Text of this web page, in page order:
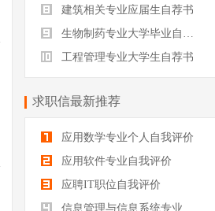
建筑相关专业应届生自荐书
生物制药专业大学毕业自我评价
工程管理专业大学生自荐书
求职信最新推荐
应用数学专业个人自我评价
应用软件专业自我评价
应聘IT职位自我评价
信息管理与信息系统专业自我评价